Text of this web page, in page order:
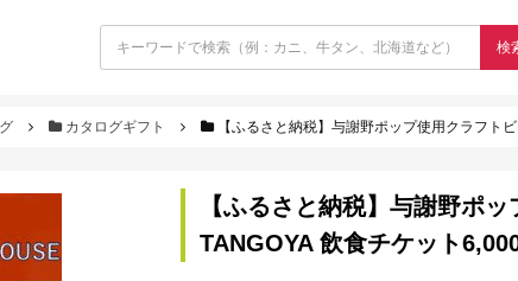
検
カタログギフト 【ふるさと納税】与謝野ポップ使用クラフト
【ふるさと納税】与謝野ポ
TANGOYA 飲食チケット